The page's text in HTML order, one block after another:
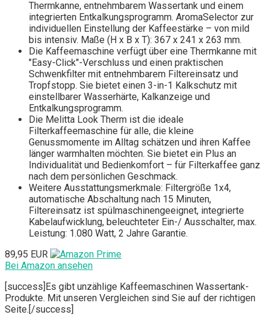
Thermkanne, entnehmbarem Wassertank und einem
integrierten Entkalkungsprogramm. AromaSelector zur
individuellen Einstellung der Kaffeestärke – von mild
bis intensiv. Maße (H x B x T): 367 x 241 x 263 mm.
Die Kaffeemaschine verfügt über eine Thermkanne mit
"Easy-Click"-Verschluss und einen praktischen
Schwenkfilter mit entnehmbarem Filtereinsatz und
Tropfstopp. Sie bietet einen 3-in-1 Kalkschutz mit
einstellbarer Wasserhärte, Kalkanzeige und
Entkalkungsprogramm.
Die Melitta Look Therm ist die ideale
Filterkaffeemaschine für alle, die kleine
Genussmomente im Alltag schätzen und ihren Kaffee
länger warmhalten möchten. Sie bietet ein Plus an
Individualität und Bedienkomfort – für Filterkaffee ganz
nach dem persönlichen Geschmack.
Weitere Ausstattungsmerkmale: Filtergröße 1x4,
automatische Abschaltung nach 15 Minuten,
Filtereinsatz ist spülmaschinengeeignet, integrierte
Kabelaufwicklung, beleuchteter Ein-/ Ausschalter, max.
Leistung: 1.080 Watt, 2 Jahre Garantie.
89,95 EUR
Bei Amazon ansehen
[success]Es gibt unzählige Kaffeemaschinen Wassertank-
Produkte. Mit unseren Vergleichen sind Sie auf der richtigen
Seite.[/success]